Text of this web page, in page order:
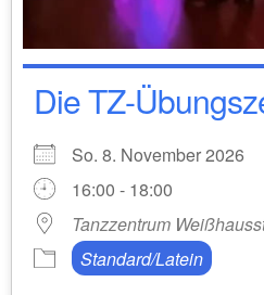
Die TZ-
So. 8. November 2026
16:00 - 18:00
Tanzzentrum
Standard/Latein